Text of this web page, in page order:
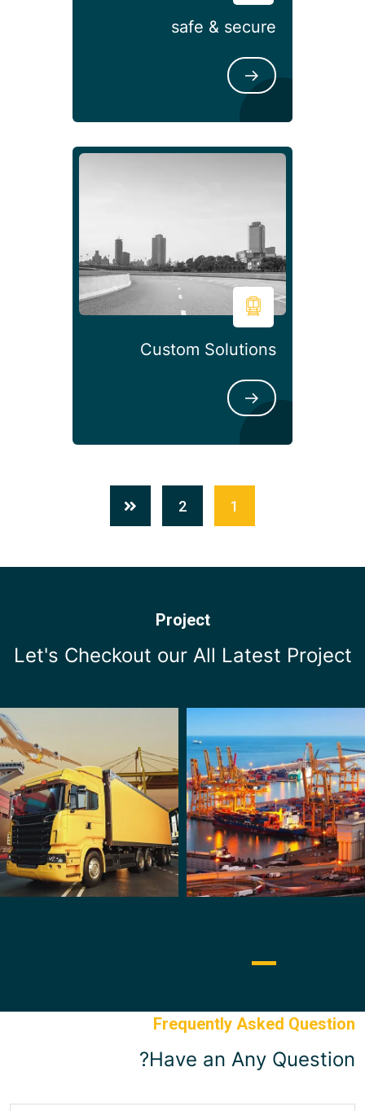
Custom
Let's Checkout our All
Have an